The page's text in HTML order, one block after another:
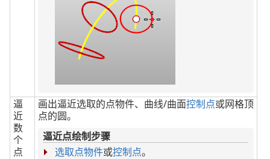
逼
近
数
个
点
画出逼近选取的点物件、曲线/曲面控制点或网格顶
点的圆。
逼近点绘制步骤
选取点物件或控制点。